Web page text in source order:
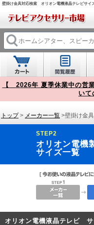
壁掛け金具対応検索 オリオン電機液晶テレビサイ
【 2026年 夏季休業中の営
い
トップ> メーカー一覧 >壁掛け金
STEP2
オリオン電機
サイズ一覧
オリオン電機液晶テレビ サ